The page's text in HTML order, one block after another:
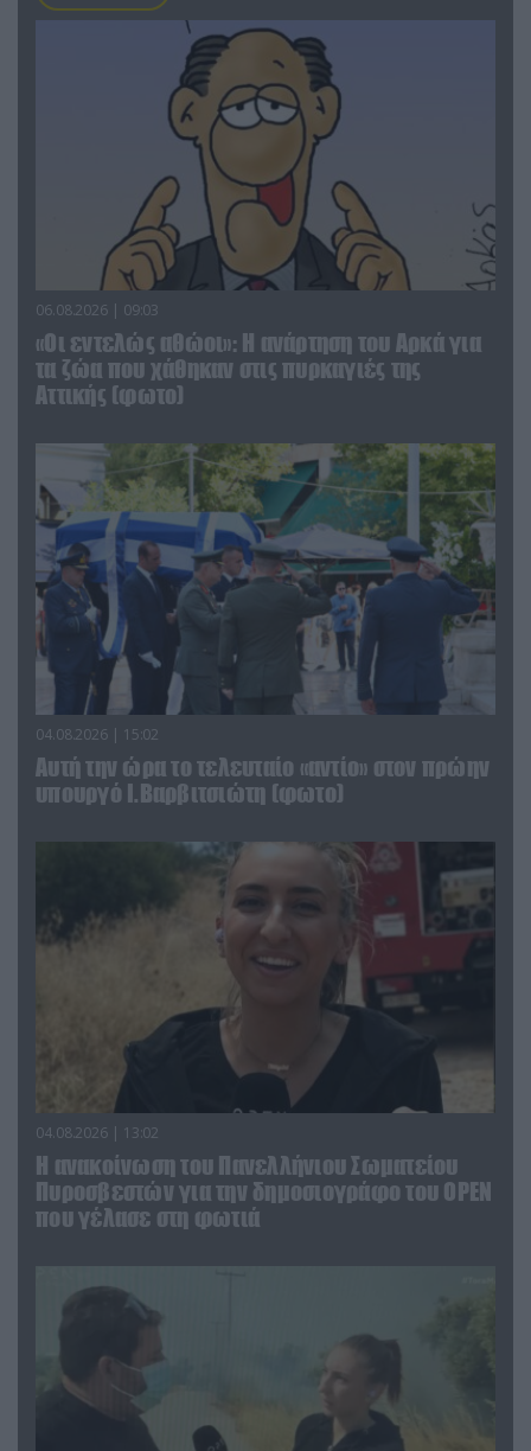
06.08.2026 | 09:03
«Οι εντελώς αθώοι»: Η ανάρτηση του Αρκά για
τα ζώα που χάθηκαν στις πυρκαγιές της
Αττικής (φωτο)
04.08.2026 | 15:02
Αυτή την ώρα το τελευταίο «αντίο» στον πρώην
υπουργό Ι.Βαρβιτσιώτη (φωτο)
04.08.2026 | 13:02
Η ανακοίνωση του Πανελλήνιου Σωματείου
Πυροσβεστών για την δημοσιογράφο του OPEN
που γέλασε στη φωτιά